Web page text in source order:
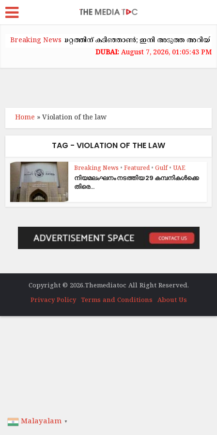
Breaking News
വാടകക്കയറ്റത്തിന് കടിഞ്ഞാൺ; ഇനി അടുത്ത അറിയിപ്പ്
August 7, 2026, 01:05:43 PM
Home »Violation of the law
TAG - VIOLATION OF THE LAW
Breaking News • Featured • Gulf • UAE
നി​യ​മ​ലം​ഘ​നം നടത്തിയ 29 ക​മ്പ​നി​ക​ൾ​ക്കെ​
തി​രെ...
Copyright © 2026.Themediatoc All Right Reserved.
Privacy Policy
Terms and Conditions About Us
Malayalam ▼